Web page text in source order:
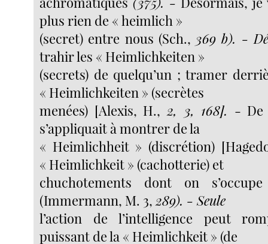
plus rien de « heimlich »
(secret) entre nous (Sch., 369 b). -
trahir les « Heimlichkeiten »
(secrets) de quelqu’un ; tramer
« Heimlichkeiten » (secrètes
menées) [Alexis, H., 2, 3, 168]. - De
s’appliquait à montrer de la
« Heimlichheit » (discrétion)
« Heimlichkeit » (cachotterie) et
chuchotements dont on
(Immermann, M. 3,289). - Seule
l’action de l’intelligence peut
puissant de la « Heimlichkeit » (de